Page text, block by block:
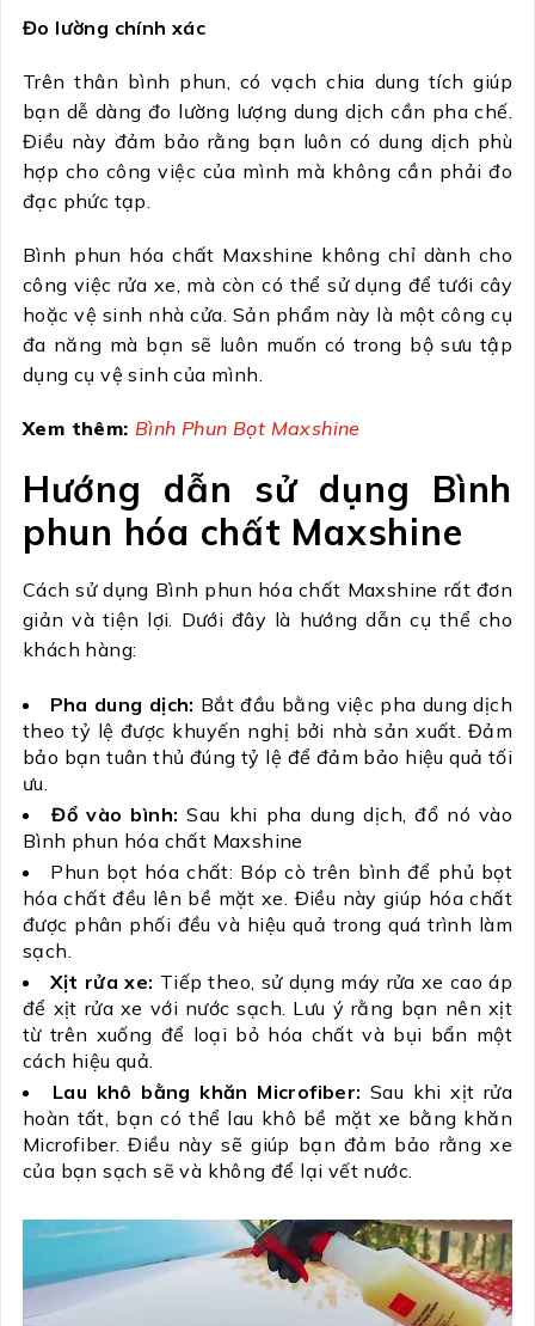
Đo lường chính xác
Trên thân bình phun, có vạch chia dung tích giúp
bạn dễ dàng đo lường lượng dung dịch cần pha chế.
Điều này đảm bảo rằng bạn luôn có dung dịch phù
hợp cho công việc của mình mà không cần phải đo
đạc phức tạp.
Bình phun hóa chất Maxshine không chỉ dành cho
công việc rửa xe, mà còn có thể sử dụng để tưới cây
hoặc vệ sinh nhà cửa. Sản phẩm này là một công cụ
đa năng mà bạn sẽ luôn muốn có trong bộ sưu tập
dụng cụ vệ sinh của mình.
Xem thêm: Bình Phun Bọt Maxshine
Hướng dẫn sử dụng Bình
phun hóa chất Maxshine
Cách sử dụng Bình phun hóa chất Maxshine rất đơn
giản và tiện lợi. Dưới đây là hướng dẫn cụ thể cho
khách hàng:
Pha dung dịch: Bắt đầu bằng việc pha dung dịch
theo tỷ lệ được khuyến nghị bởi nhà sản xuất. Đảm
bảo bạn tuân thủ đúng tỷ lệ để đảm bảo hiệu quả tối
ưu.
Đổ vào bình: Sau khi pha dung dịch, đổ nó vào
Bình phun hóa chất Maxshine
Phun bọt hóa chất: Bóp cò trên bình để phủ bọt
hóa chất đều lên bề mặt xe. Điều này giúp hóa chất
được phân phối đều và hiệu quả trong quá trình làm
sạch.
Xịt rửa xe: Tiếp theo, sử dụng máy rửa xe cao áp
để xịt rửa xe với nước sạch. Lưu ý rằng bạn nên xịt
từ trên xuống để loại bỏ hóa chất và bụi bẩn một
cách hiệu quả.
Lau khô bằng khăn Microfiber: Sau khi xịt rửa
hoàn tất, bạn có thể lau khô bề mặt xe bằng khăn
Microfiber. Điều này sẽ giúp bạn đảm bảo rằng xe
của bạn sạch sẽ và không để lại vết nước.